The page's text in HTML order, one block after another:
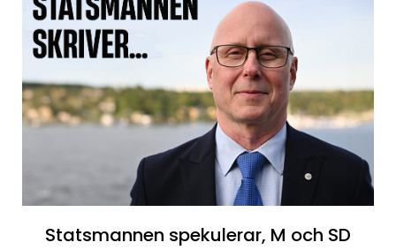
Statsmannen spekulerar, M och SD